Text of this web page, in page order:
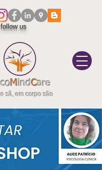
MindCare
sã, em corpo são
follow us